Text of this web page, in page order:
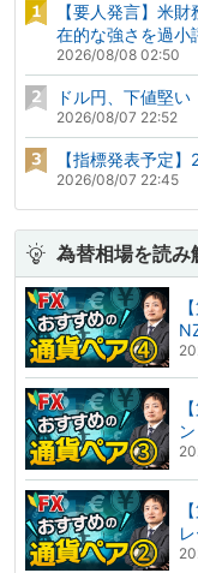
【要人発言】米
在的な強さを過小
2026/08/08 02:50
ドル円、下値堅
2026/08/07 22:52
【指標発表予定
2026/08/07 22:45
為替相場を読み